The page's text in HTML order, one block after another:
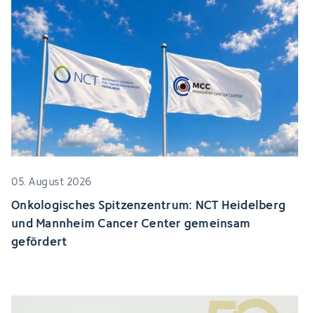
05. August 2026
Onkologisches Spitzenzentrum: NCT Heidelberg
und Mannheim Cancer Center gemeinsam
gefördert